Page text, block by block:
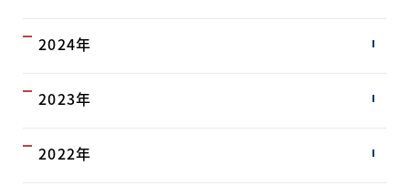
2024年
2023年
2022年